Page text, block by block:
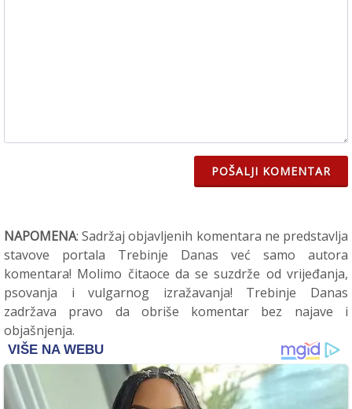
POŠALJI KOMENTAR
NAPOMENA: Sadržaj objavljenih komentara ne predstavlja
stavove portala Trebinje Danas već samo autora
komentara! Molimo čitaoce da se suzdrže od vrijeđanja,
psovanja i vulgarnog izražavanja! Trebinje Danas
zadržava pravo da obriše komentar bez najave i
objašnjenja.